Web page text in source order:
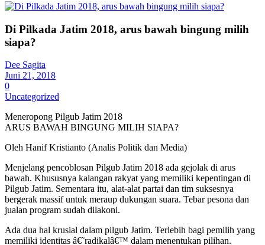
Di Pilkada Jatim 2018, arus bawah bingung milih
siapa?
Dee Sagita
Juni 21, 2018
0
Uncategorized
Meneropong Pilgub Jatim 2018
ARUS BAWAH BINGUNG MILIH SIAPA?
Oleh Hanif Kristianto (Analis Politik dan Media)
Menjelang pencoblosan Pilgub Jatim 2018 ada gejolak di arus
bawah. Khususnya kalangan rakyat yang memiliki kepentingan di
Pilgub Jatim. Sementara itu, alat-alat partai dan tim suksesnya
bergerak massif untuk meraup dukungan suara. Tebar pesona dan
jualan program sudah dilakoni.
Ada dua hal krusial dalam pilgub Jatim. Terlebih bagi pemilih yang
memiliki identitas â€˜radikalâ€™ dalam menentukan pilihan.